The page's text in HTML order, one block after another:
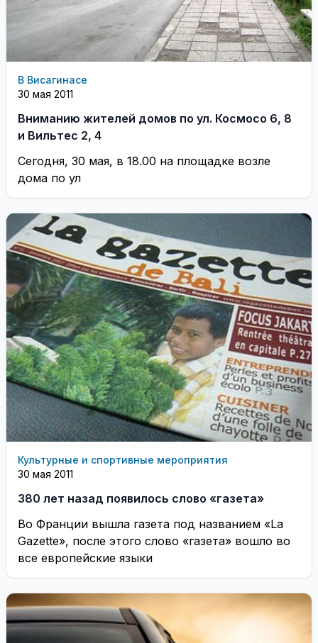
В Висагинасе
30 мая 2011
Вниманию жителей домов по ул. Космосо 6, 8
и Вильтес 2, 4
Сегодня, 30 мая, в 18.00 на площадке возле
дома по ул
Культурные и спортивные мероприятия
30 мая 2011
380 лет назад появилось слово «газета»
Во Франции вышла газета под названием «La
Gazette», после этого слово «газета» вошло во
все европейские языки